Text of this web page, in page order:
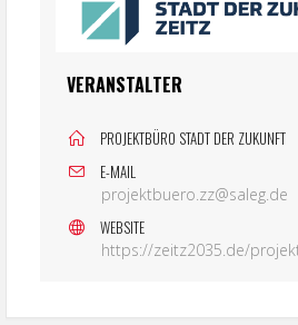
VERANSTALTER
PROJEKTBÜRO STADT DER ZUKUNFT
E-MAIL
projektbuero.zz@saleg.de
WEBSITE
https://zeitz2035.de/